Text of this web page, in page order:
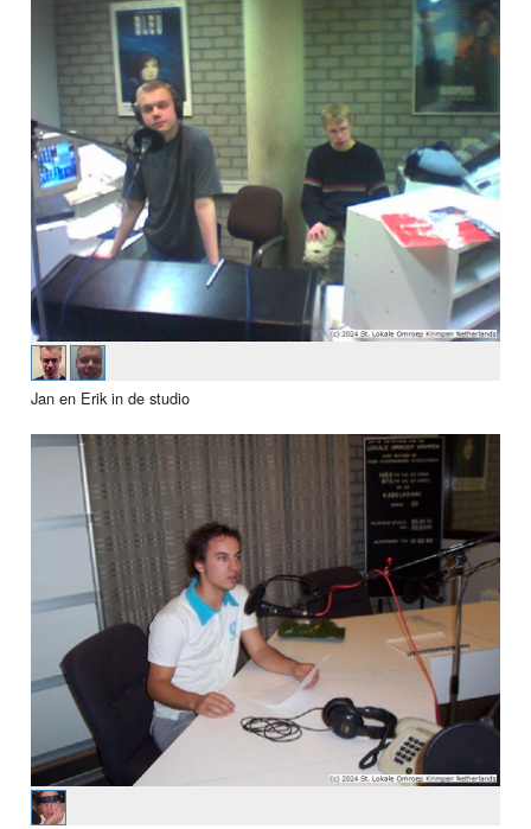
Jan en Erik in de studio